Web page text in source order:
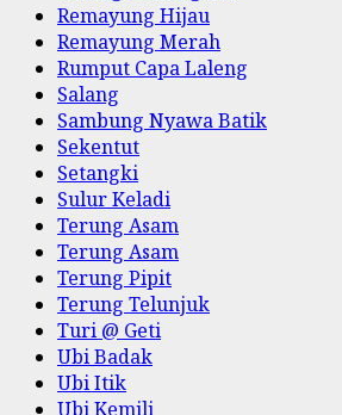
Remayung Hijau
Remayung Merah
Rumput Capa Laleng
Salang
Sambung Nyawa Batik
Sekentut
Setangki
Sulur Keladi
Terung Asam
Terung Asam
Terung Pipit
Terung Telunjuk
Turi @ Geti
Ubi Badak
Ubi Itik
Ubi Kemili